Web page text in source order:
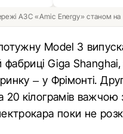
АЗС «Amic Energy» станом на
Model 3
фабриці Giga
– у Фрімонті.
20 кілограмів важчою
поки не